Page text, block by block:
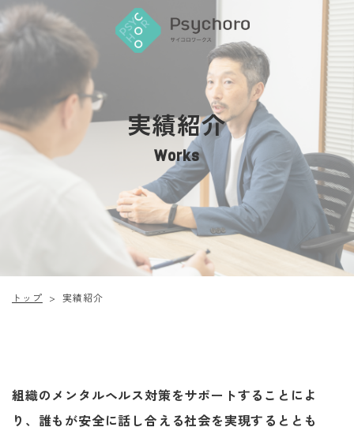
実績紹介
Works
トップ > 実績紹介
組織のメンタルヘルス対策をサポートすることによ
り、 誰もが安全に話し合える社会を実現するととも